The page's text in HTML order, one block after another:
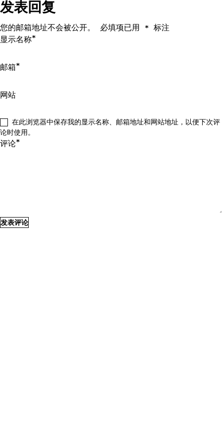
发表回复
您的邮箱地址不会被公开。 必填项已用 * 标注
评论*
显示名称*
邮箱*
网站
在此浏览器中保存我的显示名称、邮箱地址和网站地址，以便下次评
论时使用。